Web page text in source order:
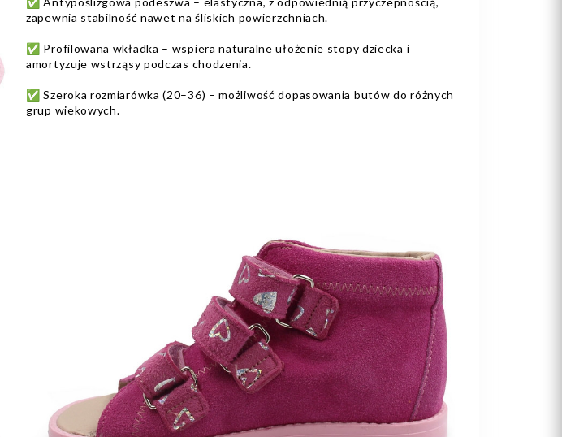
zapewnia stabilność nawet na śliskich powierzchniach.
✅ Profilowana wkładka – wspiera naturalne ułożenie stopy dziecka i
amortyzuje wstrząsy podczas chodzenia.
✅ Szeroka rozmiarówka (20–36) – możliwość dopasowania butów do różnych
grup wiekowych.